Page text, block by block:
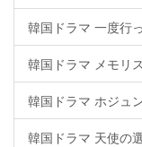
韓国ドラマ 一度行
韓国ドラマ メモリ
韓国ドラマ ホジュ
韓国ドラマ 天使の